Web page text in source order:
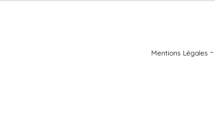
Mentions Légales